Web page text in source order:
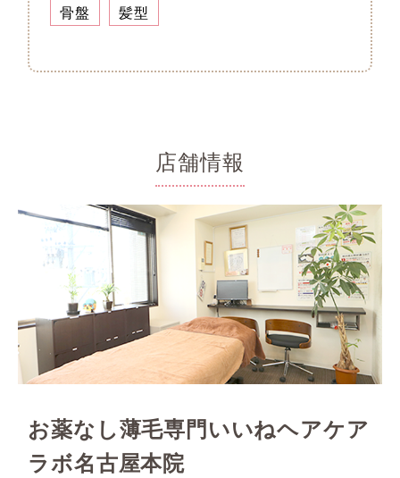
骨盤
髪型
店舗情報
お薬なし薄毛専門いいねヘアケア
ラボ名古屋本院